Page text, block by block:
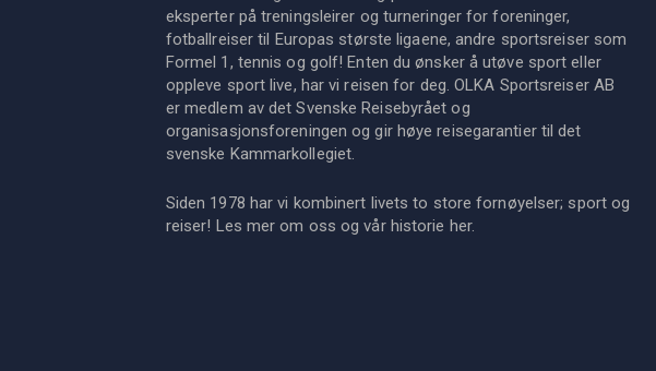
eksperter på treningsleirer og turneringer for foreninger,
fotballreiser til Europas største ligaene, andre sportsreiser som
Formel 1, tennis og golf! Enten du ønsker å utøve sport eller
oppleve sport live, har vi reisen for deg. OLKA Sportsreiser AB
er medlem av det Svenske Reisebyrået og
organisasjonsforeningen og gir høye reisegarantier til det
svenske Kammarkollegiet.
Siden 1978 har vi kombinert livets to store fornøyelser; sport og
reiser! Les mer om oss og vår historie her.